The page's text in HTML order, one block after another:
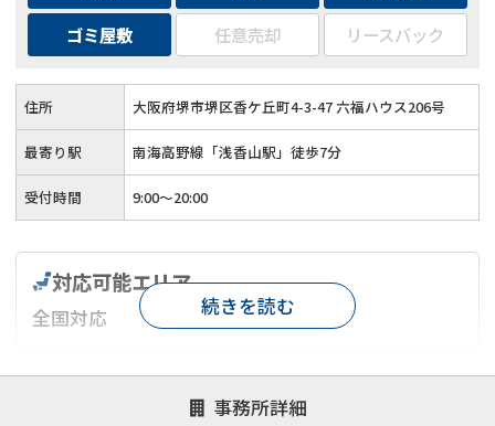
ゴミ屋敷
任意売却 リースバック
住所 大阪府堺市堺区香ケ丘町4-3-47 六福ハウス206号
最寄り駅 南海高野線「浅香山駅」徒歩7分
受付時間 9:00～20:00
事務所詳細
対応可能エリア
全国対応
対応が親身 オンライン面談可能
レスポンスが早い
1億円以上の買取可
続きを読む